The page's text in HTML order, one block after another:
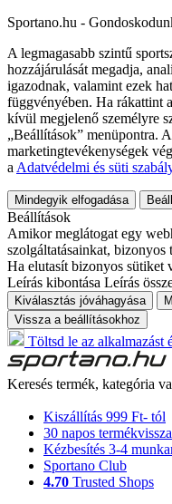
Sportano.hu -
A legmagasabb szintű
hozzájárulását megadja,
igazodnak, valamint ezek
függvényében. Ha rákattint
kívül megjelenő személyre
„Beállítások” menüpontra.
marketingtevékenységek
a Adatvédelmi és süti
Mindegyik elfogadása
Beállítások
Amikor meglátogat egy
szolgáltatásainkat, bizonyos
Ha elutasít bizonyos sütiket
Leírás kibontása Leírás
Kiválasztás jóváhagyása
Vissza a beállításokhoz
Töltsd le az alkalmazást
Keresés termék, kategória
Kiszállítás 999 Ft- tól
30 napos
Kézbesítés 3-4
Sportano Club
4.70 Trusted Shops